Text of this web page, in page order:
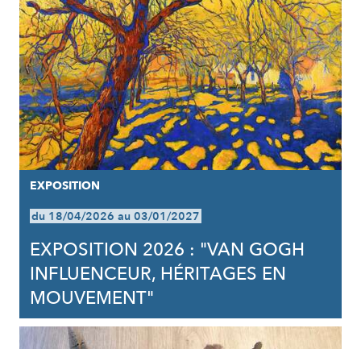
EXPOSITION
du 18/04/2026 au 03/01/2027
EXPOSITION 2026 : "VAN GOGH
INFLUENCEUR, HÉRITAGES EN
MOUVEMENT"